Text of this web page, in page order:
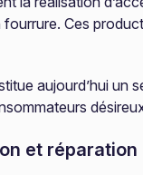
Ces
aujourd’hui
et réparation